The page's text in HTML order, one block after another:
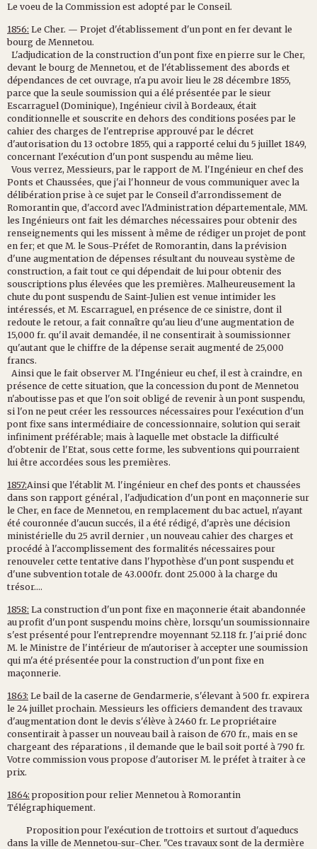
Le voeu de la Commission est adopté par le Conseil.
1856: Le Cher. — Projet d'établissement d'un pont en fer devant le
bourg de Mennetou.
L'adjudication de la construction d'un pont fixe en pierre sur le Cher,
devant le bourg de Mennetou, et de l'établissement des abords et
dépendances de cet ouvrage, n'a pu avoir lieu le 28 décembre 1855,
parce que la seule soumission qui a élé présentée par le sieur
Escarraguel (Dominique), Ingénieur civil à Bordeaux, était
conditionnelle et souscrite en dehors des conditions posées par le
cahier des charges de l'entreprise approuvé par le décret
d'autorisation du 13 octobre 1855, qui a rapporté celui du 5 juillet 1849,
concernant l'exécution d'un pont suspendu au même lieu.
Vous verrez, Messieurs, par le rapport de M. l'Ingénieur en chef des
Ponts et Chaussées, que j'ai l'honneur de vous communiquer avec la
délibération prise à ce sujet par le Conseil d'arrondissement de
Romorantin que, d'accord avec l'Administration départementale, MM.
les Ingénieurs ont fait les démarches nécessaires pour obtenir des
renseignements qui les missent à même de rédiger un projet de pont
en fer; et que M. le Sous-Préfet de Romorantin, dans la prévision
d'une augmentation de dépenses résultant du nouveau système de
construction, a fait tout ce qui dépendait de lui pour obtenir des
souscriptions plus élevées que les premières. Malheureusement la
chute du pont suspendu de Saint-Julien est venue intimider les
intéressés, et M. Escarraguel, en présence de ce sinistre, dont il
redoute le retour, a fait connaître qu'au lieu d'une augmentation de
15,000 fr. qu'il avait demandée, il ne consentirait à soumissionner
qu'autant que le chiffre de la dépense serait augmenté de 25,000
francs.
Ainsi que le fait observer M. l'Ingénieur eu chef, il est à craindre, en
présence de cette situation, que la concession du pont de Mennetou
n'aboutisse pas et que l'on soit obligé de revenir à un pont suspendu,
si l'on ne peut créer les ressources nécessaires pour l'exécution d'un
pont fixe sans intermédiaire de concessionnaire, solution qui serait
infiniment préférable; mais à laquelle met obstacle la difficulté
d'obtenir de l'Etat, sous cette forme, les subventions qui pourraient
lui être accordées sous les premières.
1857:Ainsi que l'établit M. l'ingénieur en chef des ponts et chaussées
dans son rapport général , l'adjudication d'un pont en maçonnerie sur
le Cher, en face de Mennetou, en remplacement du bac actuel, n'ayant
été couronnée d'aucun succés, il a été rédigé, d'après une décision
ministérielle du 25 avril dernier , un nouveau cahier des charges et
procédé à l'accomplissement des formalités nécessaires pour
renouveler cette tentative dans l'hypothèse d'un pont suspendu et
d'une subvention totale de 43.000fr. dont 25.000 à la charge du
trésor....
1858: La construction d'un pont fixe en maçonnerie était abandonnée
au profit d'un pont suspendu moins chère, lorsqu'un soumissionnaire
s'est présenté pour l'entreprendre moyennant 52.118 fr. J'ai prié donc
M. le Ministre de l'intérieur de m'autoriser à accepter une soumission
qui m'a été présentée pour la construction d'un pont fixe en
maçonnerie.
1863: Le bail de la caserne de Gendarmerie, s'élevant à 500 fr. expirera
le 24 juillet prochain. Messieurs les officiers demandent des travaux
d'augmentation dont le devis s'élève à 2460 fr. Le propriétaire
consentirait à passer un nouveau bail à raison de 670 fr., mais en se
chargeant des réparations , il demande que le bail soit porté à 790 fr.
Votre commission vous propose d'autoriser M. le préfet à traiter à ce
prix.
1864: proposition pour relier Mennetou à Romorantin
Télégraphiquement.
Proposition pour l'exécution de trottoirs et surtout d'aqueducs
dans la ville de Mennetou-sur-Cher. "Ces travaux sont de la dermière